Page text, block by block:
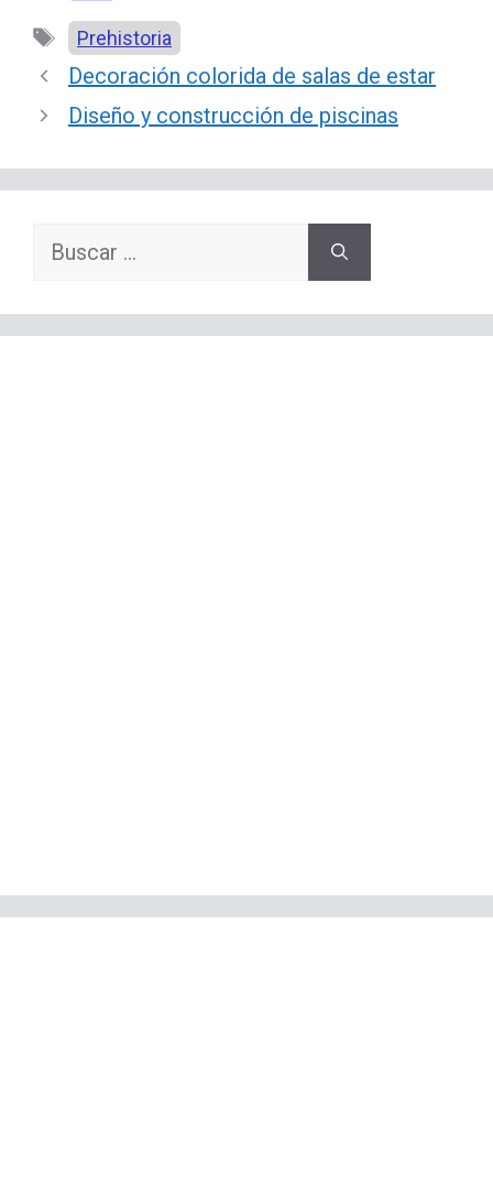
Etiquetas
Prehistoria
Decoración colorida de salas de estar
Diseño y construcción de piscinas
Buscar: